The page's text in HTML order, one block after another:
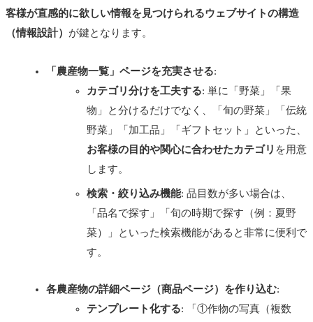
客様が直感的に欲しい情報を見つけられるウェブサイトの構造
（情報設計） が鍵となります。
「農産物一覧」ページを充実させる:
カテゴリ分けを工夫する: 単に「野菜」「果
物」と分けるだけでなく、「旬の野菜」「伝統
野菜」「加工品」「ギフトセット」といった、
お客様の目的や関心に合わせたカテゴリ を用意
します。
検索・絞り込み機能: 品目数が多い場合は、
「品名で探す」「旬の時期で探す（例：夏野
菜）」といった検索機能があると非常に便利で
す。
各農産物の詳細ページ（商品ページ）を作り込む:
テンプレート化する: 「①作物の写真（複数